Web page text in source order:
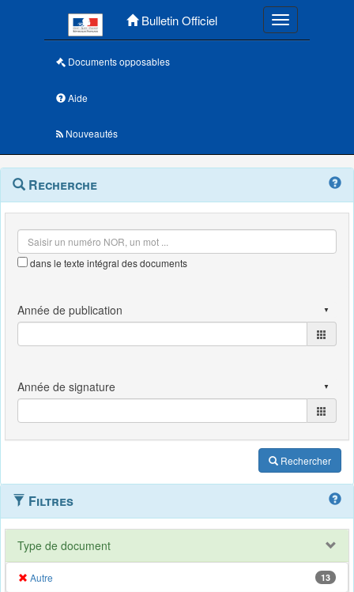
Bulletin Officiel Toggle
Documents opposables
Aide
Nouveautés
Navigation
outils
Menu
contextuel
Recherche
dans le texte intégral des documents
Rechercher
Filtres
Type de document
Autre 13